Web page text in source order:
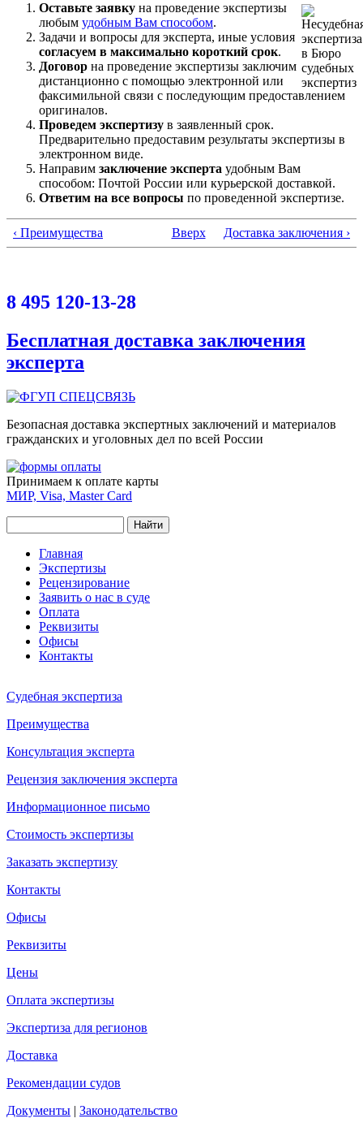
Оставьте заявку на проведение экспертизы
любым удобным Вам способом.
Задачи и вопросы для эксперта, иные условия
согласуем в максимально короткий срок.
Договор на проведение экспертизы заключим
дистанционно с помощью электронной или
факсимильной связи с последующим предоставлением
оригиналов.
Проведем экспертизу в заявленный срок.
Предварительно предоставим результаты экспертизы в
электронном виде.
Направим заключение эксперта удобным Вам
способом: Почтой России или курьерской доставкой.
Ответим на все вопросы по проведенной экспертизе.
‹ Преимущества Вверх Доставка заключения ›
8 495 120-13-28
Бесплатная доставка заключения
эксперта
Безопасная доставка экспертных заключений и материалов
гражданских и уголовных дел по всей России
Принимаем к оплате карты
МИР, Visa, Master Card
Главное меню
Главная
Экспертизы
Рецензирование
Заявить о нас в суде
Оплата
Реквизиты
Офисы
Контакты
Судебная экспертиза
Преимущества
Консультация эксперта
Рецензия заключения эксперта
Информационное письмо
Стоимость экспертизы
Заказать экспертизу
Контакты
Офисы
Реквизиты
Цены
Оплата экспертизы
Экспертиза для регионов
Доставка
Рекомендации судов
Документы | Законодательство